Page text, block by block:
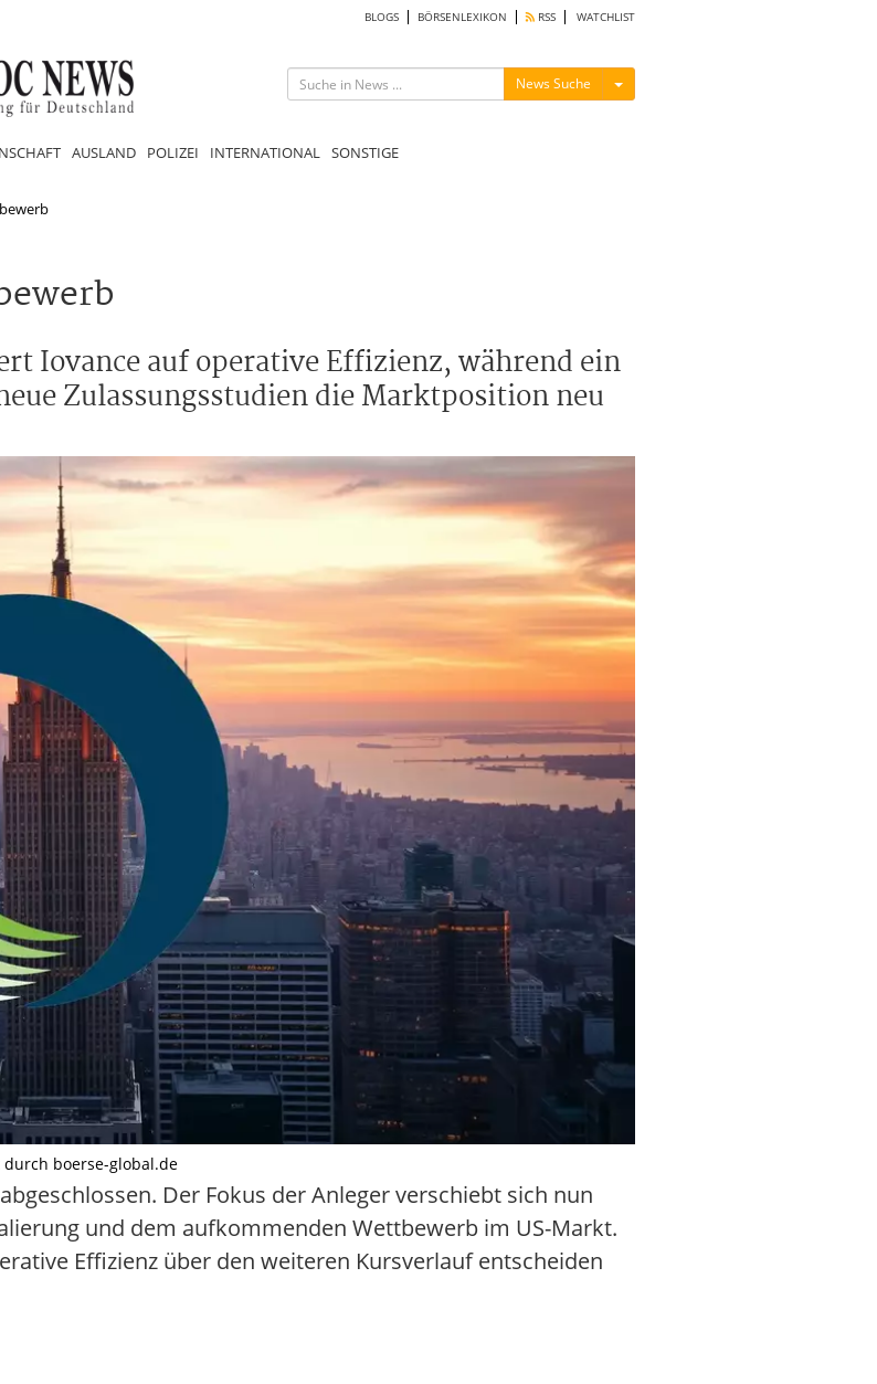
BLOGS BÖRSENLEXIKON RSS WATCHLIST
News Suche Menü ein-/ausblenden
AUSLAND POLIZEI INTERNATIONAL SONSTIGE
Iovance auf operative Effizienz, während ein
Zulassungsstudien die Marktposition neu
boerse-global.de
Der Fokus der Anleger verschiebt sich nun
und dem aufkommenden Wettbewerb im US-Markt.
Effizienz über den weiteren Kursverlauf entscheiden